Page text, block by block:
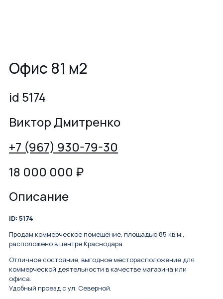
Офис 81 м2
id 5174
Виктор Дмитренко
+7 (967) 930-79-30
18 000 000 ₽
Описание
ID: 5174
Продам коммерческое помещение, площадью 85 кв.м.,
расположено в центре Краснодара.
Отличное состояние, выгодное месторасположение для
коммерческой деятельности в качестве магазина или
офиса.
Удобный проезд с ул. Северной.